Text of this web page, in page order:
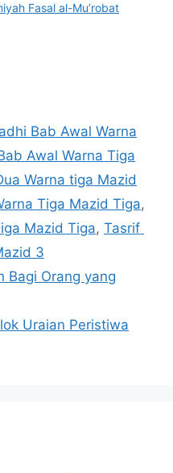
Fasal al-Mu’robat
Bab Awal Warna
Awal Warna Tiga
Warna tiga Mazid
Tiga Mazid Tiga,
Mazid Tiga, Tasrif
3
Bagi Orang yang
Uraian Peristiwa